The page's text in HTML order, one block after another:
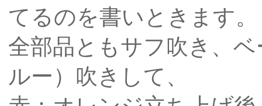
てるのを書いときます。
全部品ともサフ吹き、
ルー）吹きして、